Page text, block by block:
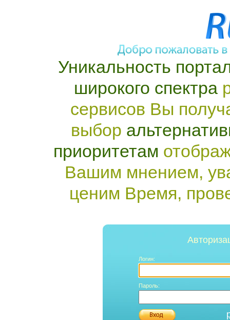
Уникальность
широкого спектра
сервисов Вы
выбор
приоритетам
Вашим мнением,
ценим Время,
Логин:
Пароль: